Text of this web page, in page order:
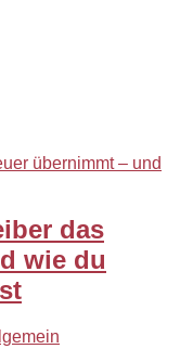
das
wie du